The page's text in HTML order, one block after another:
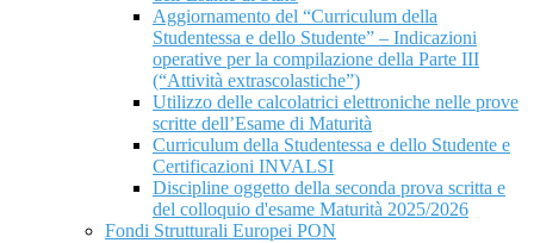
Aggiornamento del “Curriculum della
Studentessa e dello Studente” – Indicazioni
operative per la compilazione della Parte III
(“Attività extrascolastiche”)
Utilizzo delle calcolatrici elettroniche nelle prove
scritte dell’Esame di Maturità
Curriculum della Studentessa e dello Studente e
Certificazioni INVALSI
Discipline oggetto della seconda prova scritta e
del colloquio d'esame Maturità 2025/2026
Fondi Strutturali Europei PON